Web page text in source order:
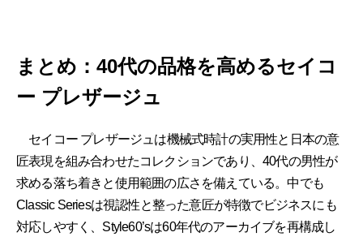
まとめ：40代の品格を高めるセイコ
ー プレザージュ
セイコー プレザージュは機械式時計の実用性と日本の意
匠表現を組み合わせたコレクションであり、40代の男性が
求める落ち着きと使用範囲の広さを備えている。中でも
Classic Seriesは視認性と整った意匠が特徴でビジネスにも
対応しやすく、Style60’sは60年代のアーカイブを再構成し